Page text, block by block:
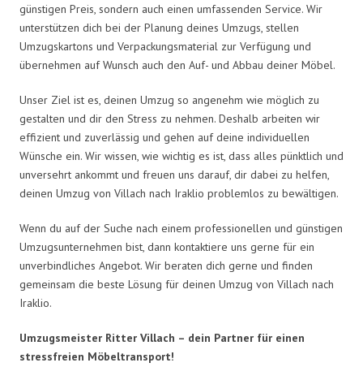
günstigen Preis, sondern auch einen umfassenden Service. Wir
unterstützen dich bei der Planung deines Umzugs, stellen
Umzugskartons und Verpackungsmaterial zur Verfügung und
übernehmen auf Wunsch auch den Auf- und Abbau deiner Möbel.
Unser Ziel ist es, deinen Umzug so angenehm wie möglich zu
gestalten und dir den Stress zu nehmen. Deshalb arbeiten wir
effizient und zuverlässig und gehen auf deine individuellen
Wünsche ein. Wir wissen, wie wichtig es ist, dass alles pünktlich und
unversehrt ankommt und freuen uns darauf, dir dabei zu helfen,
deinen Umzug von Villach nach Iraklio problemlos zu bewältigen.
Wenn du auf der Suche nach einem professionellen und günstigen
Umzugsunternehmen bist, dann kontaktiere uns gerne für ein
unverbindliches Angebot. Wir beraten dich gerne und finden
gemeinsam die beste Lösung für deinen Umzug von Villach nach
Iraklio.
Umzugsmeister Ritter Villach – dein Partner für einen
stressfreien Möbeltransport!